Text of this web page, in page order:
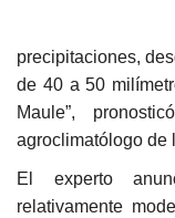
precipitaciones,
de 40 a 50
Maule”,
agroclimatólogo de
El experto
relativamente